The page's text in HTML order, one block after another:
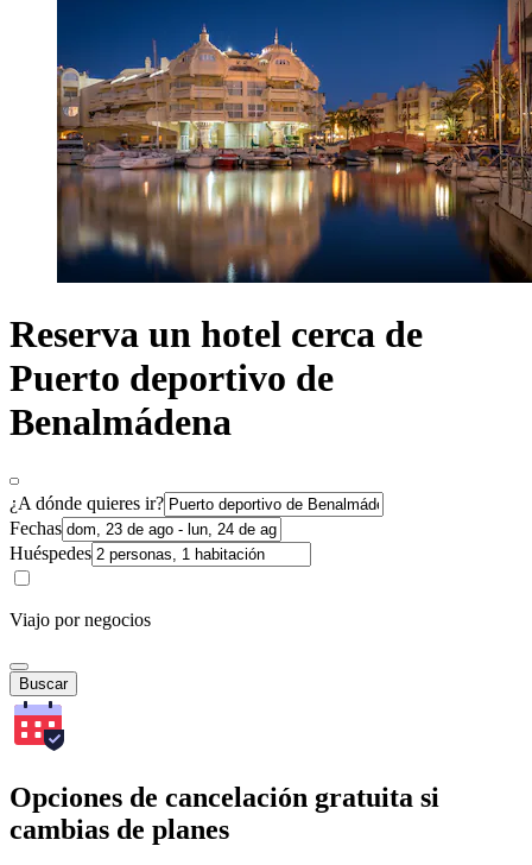
Reserva un hotel cerca de
Puerto deportivo de
Benalmádena
¿A dónde quieres ir?
Fechas
Huéspedes
Viajo por negocios
Buscar
Opciones de cancelación gratuita si
cambias de planes